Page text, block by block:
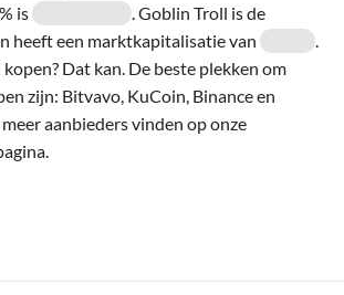
% is
. Goblin Troll is de
heeft een marktkapitalisatie van
.
Dat kan. De beste plekken om
zijn: Bitvavo, KuCoin, Binance en
aanbieders vinden op onze